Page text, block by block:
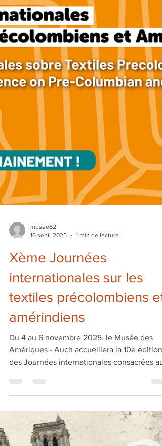
Tarif : gratuit pour les moins de 18 ans,
6€/adultes. Venez déguisés et participez au
conc
16 sept. 2025
1 min de lecture
Xème Journées
internationales sur les
textiles précolombiens et
amérindiens
Du 4 au 6 novembre 2025, le Musée des
Amériques - Auch accueillera la 10e édition
des Journées internationales consacrées
textiles...